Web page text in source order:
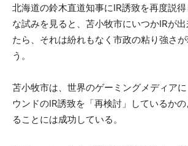
北海道の鈴木直道知事にIR誘致を再度説
な試みを見ると、苫小牧市にいつかIRが
たら、それは紛れもなく市政の粘り強さ
う。
苫小牧市は、世界のゲーミングメディア
ウンドのIR誘致を「再検討」しているか
ることには成功している。